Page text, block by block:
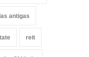
antigas
reit